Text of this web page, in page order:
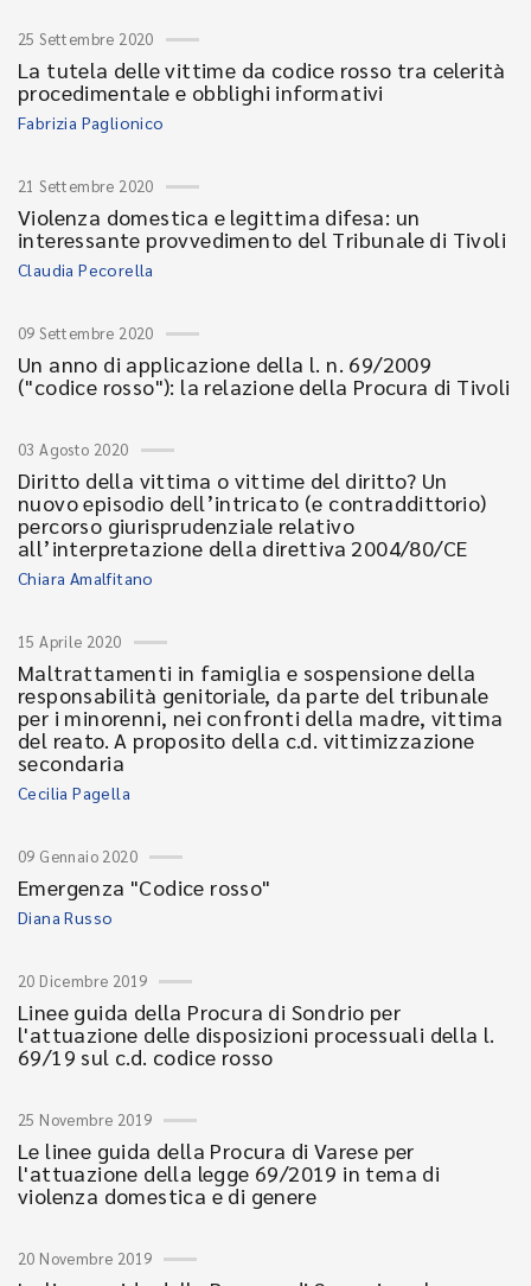
25 Settembre 2020
La tutela delle vittime da codice rosso tra celerità
procedimentale e obblighi informativi
Fabrizia Paglionico
21 Settembre 2020
Violenza domestica e legittima difesa: un
interessante provvedimento del Tribunale di Tivoli
Claudia Pecorella
09 Settembre 2020
Un anno di applicazione della l. n. 69/2009
("codice rosso"): la relazione della Procura di Tivoli
03 Agosto 2020
Diritto della vittima o vittime del diritto? Un
nuovo episodio dell’intricato (e contraddittorio)
percorso giurisprudenziale relativo
all’interpretazione della direttiva 2004/80/CE
Chiara Amalfitano
15 Aprile 2020
Maltrattamenti in famiglia e sospensione della
responsabilità genitoriale, da parte del tribunale
per i minorenni, nei confronti della madre, vittima
del reato. A proposito della c.d. vittimizzazione
secondaria
Cecilia Pagella
09 Gennaio 2020
Emergenza "Codice rosso"
Diana Russo
20 Dicembre 2019
Linee guida della Procura di Sondrio per
l'attuazione delle disposizioni processuali della l.
69/19 sul c.d. codice rosso
25 Novembre 2019
Le linee guida della Procura di Varese per
l'attuazione della legge 69/2019 in tema di
violenza domestica e di genere
20 Novembre 2019